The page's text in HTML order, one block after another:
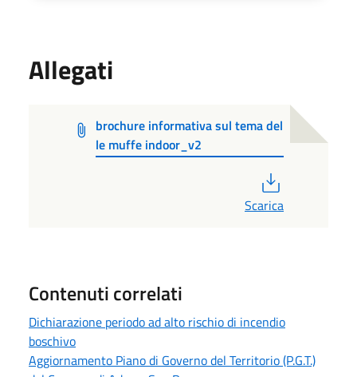
Allegati
brochure informativa sul tema del
le muffe indoor_v2
Scarica
Contenuti correlati
Dichiarazione periodo ad alto rischio di incendio
boschivo
Aggiornamento Piano di Governo del Territorio (P.G.T.)